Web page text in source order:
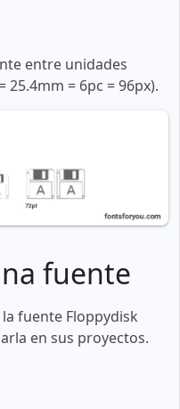
entre unidades
25.4mm = 6pc = 96px).
fuente
fuente Floppydisk
en sus proyectos.